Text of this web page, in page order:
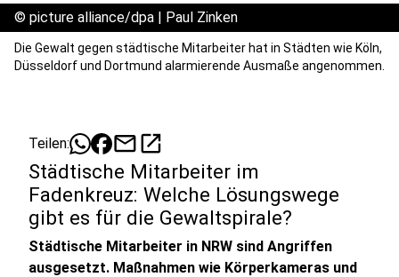
© picture alliance/dpa | Paul Zinken
Die Gewalt gegen städtische Mitarbeiter hat in Städten wie Köln,
Düsseldorf und Dortmund alarmierende Ausmaße angenommen.
Teilen: mailopen_in_new
Städtische Mitarbeiter im
Fadenkreuz: Welche Lösungswege
gibt es für die Gewaltspirale?
Städtische Mitarbeiter in NRW sind Angriffen
ausgesetzt. Maßnahmen wie Körperkameras und